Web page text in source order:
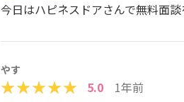
今日はハピネスドアさんで無料面
やす
5.0
1年前